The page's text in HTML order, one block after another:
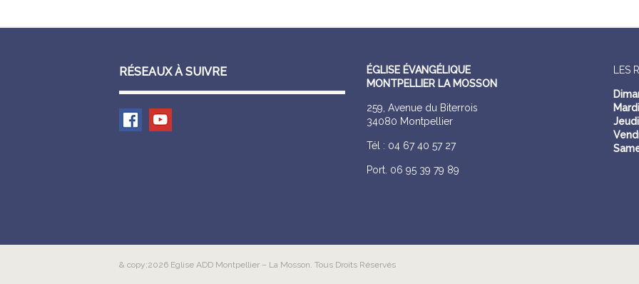
RÉSEAUX À SUIVRE
ÉGLISE ÉVANGÉLIQUE
MONTPELLIER LA MOSSON
259, Avenue du Biterrois
34080 Montpellier
Tél : 04 67 40 57 27
Port. 06 95 39 79 89
LES
& copy;2026 Eglise ADD Montpellier – La Mosson. Tous Droits Réservés